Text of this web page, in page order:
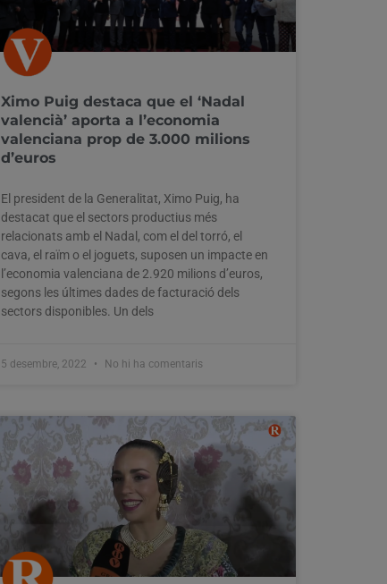
Ximo Puig destaca que el ‘Nadal
valencià’ aporta a l’economia
valenciana prop de 3.000 milions
d’euros
El president de la Generalitat, Ximo Puig, ha
destacat que el sectors productius més
relacionats amb el Nadal, com el del torró, el
cava, el raïm o el joguets, suposen un impacte en
l’economia valenciana de 2.920 milions d’euros,
segons les últimes dades de facturació dels
sectors disponibles. Un dels
5 desembre, 2022 No hi ha comentaris